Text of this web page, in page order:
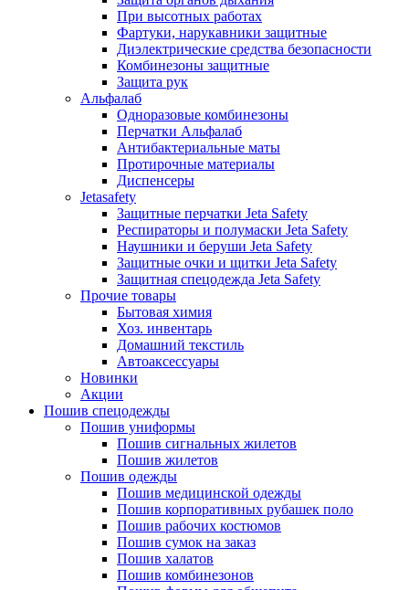
При высотных работах
Фартуки, нарукавники защитные
Диэлектрические средства безопасности
Комбинезоны защитные
Защита рук
Альфалаб
Одноразовые комбинезоны
Перчатки Альфалаб
Антибактериальные маты
Протирочные материалы
Диспенсеры
Jetasafety
Защитные перчатки Jeta Safety
Респираторы и полумаски Jeta Safety
Наушники и беруши Jeta Safety
Защитные очки и щитки Jeta Safety
Защитная спецодежда Jeta Safety
Прочие товары
Бытовая химия
Хоз. инвентарь
Домашний текстиль
Автоаксессуары
Новинки
Акции
Пошив спецодежды
Пошив униформы
Пошив сигнальных жилетов
Пошив жилетов
Пошив одежды
Пошив медицинской одежды
Пошив корпоративных рубашек поло
Пошив рабочих костюмов
Пошив сумок на заказ
Пошив халатов
Пошив комбинезонов